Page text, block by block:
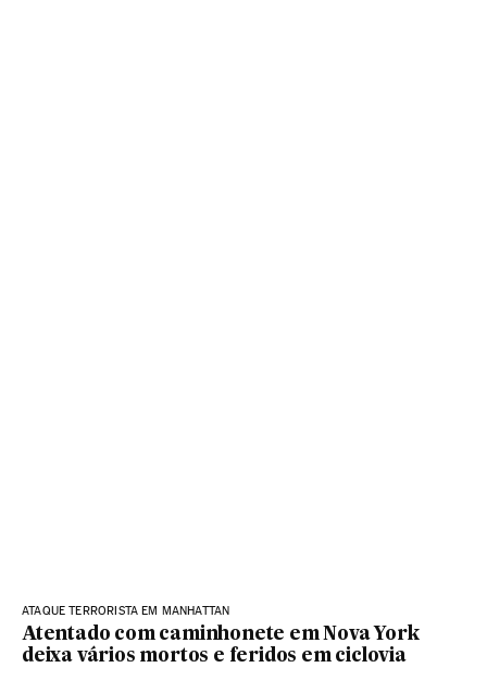
ATAQUE TERRORISTA EM MANHATTAN
Atentado com caminhonete em Nova York
deixa vários mortos e feridos em ciclovia